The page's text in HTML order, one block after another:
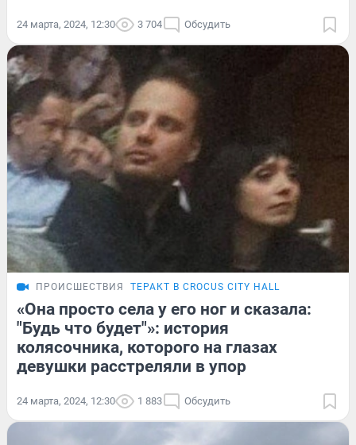
24 марта, 2024, 12:30 3 704 Обсудить
ПРОИСШЕСТВИЯ ТЕРАКТ В CROCUS CITY HALL
«Она просто села у его ног и сказала:
"Будь что будет"»: история
колясочника, которого на глазах
девушки расстреляли в упор
24 марта, 2024, 12:30 1 883 Обсудить